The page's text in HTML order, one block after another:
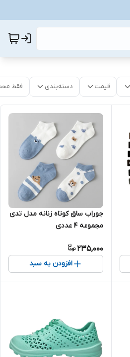
قیمت دسته‌بندی فقط
جوراب ساق کوتاه زنانه مدل تدی
مجموعه 4 عددی
235,000
افزودن به سبد